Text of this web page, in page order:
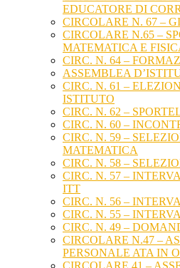
EDUCATORE DI
CIRCOLARE N. 67 –
CIRCOLARE N.65 –
MATEMATICA E
CIRC. N. 64 –
ASSEMBLEA
CIRC. N. 61 –
ISTITUTO
CIRC. N. 62 –
CIRC. N. 60 –
CIRC. N. 59 –
MATEMATICA
CIRC. N. 58 –
CIRC. N. 57 –
ITT
CIRC. N. 56 –
CIRC. N. 55 –
CIRC. N. 49 –
CIRCOLARE N.47 –
PERSONALE ATA IN